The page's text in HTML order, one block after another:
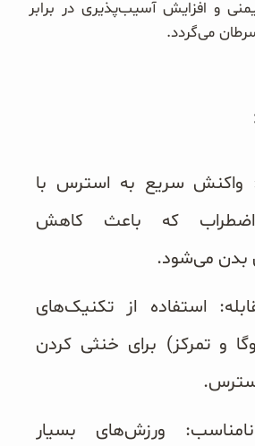
و افزایش آسیب‌پذیری در برابر
می‌گردد.
واکنش سریع به استرس با
که باعث کاهش
بدن می‌شود.
استفاده از تکنیک‌های
و تمرکز) برای خنثی کردن
ورزش‌های بسیار